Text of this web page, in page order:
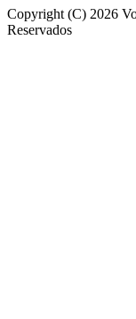
Copyright (C) 2026
Reservados